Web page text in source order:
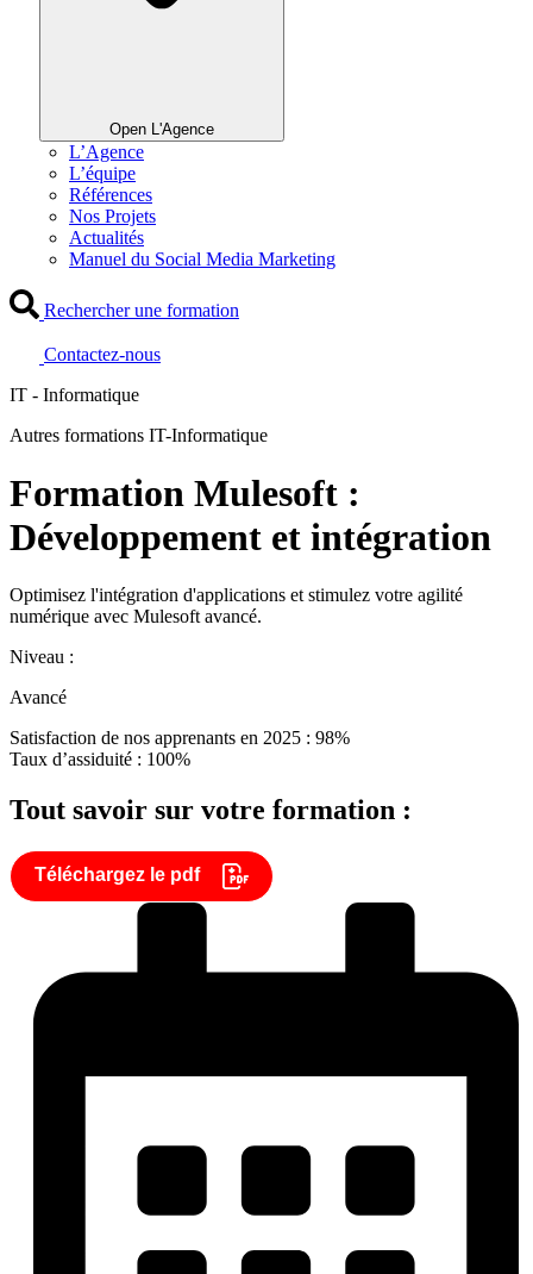
Open L'Agence
L’Agence
L’équipe
Références
Nos Projets
Actualités
Manuel du Social Media Marketing
Rechercher une formation
Contactez-nous
IT - Informatique
Autres formations IT-Informatique
Formation Mulesoft :
Développement et intégration
Optimisez l'intégration d'applications et stimulez votre agilité
numérique avec Mulesoft avancé.
Niveau :
Avancé
Satisfaction de nos apprenants en 2025 : 98%
Taux d’assiduité : 100%
Tout savoir sur votre formation :
Téléchargez le pdf